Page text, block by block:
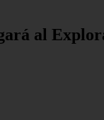
al